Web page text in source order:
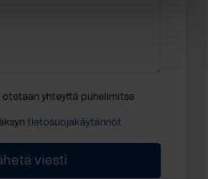
otetaan yhteyttä puhelimitse
tietosuojakäytännöt